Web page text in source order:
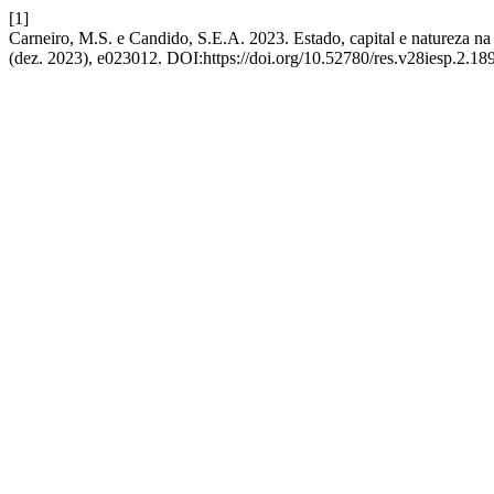
[1]
Carneiro, M.S. e Candido, S.E.A. 2023. Estado, capital e natureza
(dez. 2023), e023012. DOI:https://doi.org/10.52780/